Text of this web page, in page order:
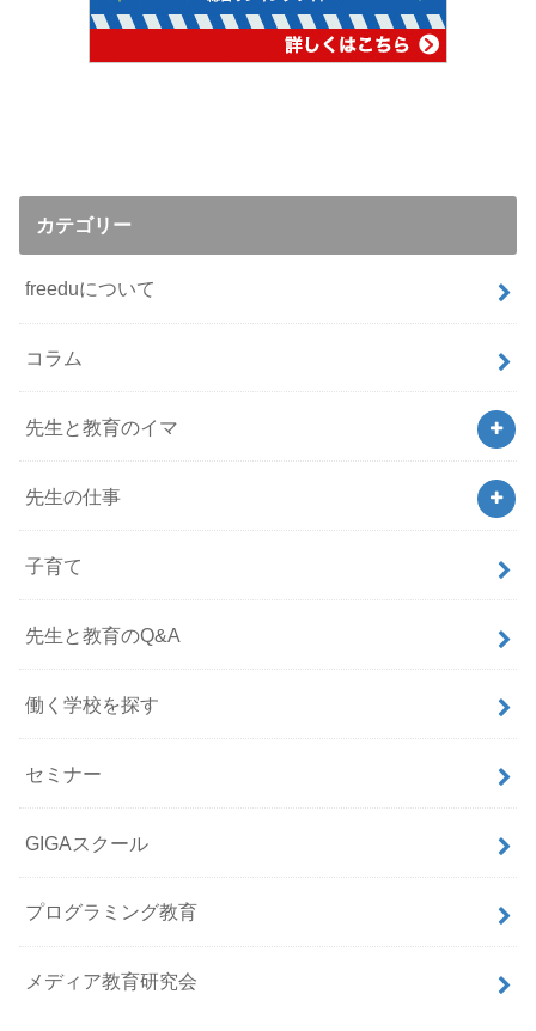
カテゴリー
freeduについて
コラム
先生と教育のイマ
先生の仕事
子育て
先生と教育のQ&A
働く学校を探す
セミナー
GIGAスクール
プログラミング教育
メディア教育研究会